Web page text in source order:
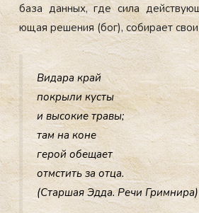
ба­за дан­ных, где си­ла
ющая ре­шения (бог), со­бира­ет
Ви­дара край
пок­ры­ли кус­ты
и вы­сокие тра­вы;
там на ко­не
ге­рой обе­ща­ет
отм­стить за от­ца.
(Стар­шая Эд­да. Ре­чи Грим­ни­ра)